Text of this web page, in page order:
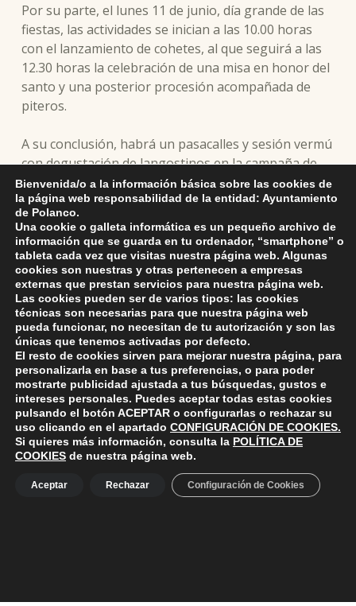
Por su parte, el lunes 11 de junio, día grande de las
fiestas, las actividades se inician a las 10.00 horas
con el lanzamiento de cohetes, al que seguirá a las
12.30 horas la celebración de una misa en honor del
santo y una posterior procesión acompañada de
piteros.
A su conclusión, habrá un pasacalles y sesión vermú
con degustación de langostinos en la campaña de
fiestas.
Los niños podrán disfrutar de 16.00 a 20.00 horas de
castillos hinchables con monitores, tras lo cual
habrá una romería amenizada por la orquesta
Kosmos, para a las 22.00 horas poner fin a las
actividades con una gran chocolatada.
Skip back to main navigation
ayuntamiento de polanco
AYUNTAMIENTO DE POLANCO
Ayuntamiento de Polanco. La iglesia R-29 39313 Polanco
Bienvenida/o a la información básica sobre las cookies de
la página web responsabilidad de la entidad: Ayuntamiento
de Polanco.
Una cookie o galleta informática es un pequeño archivo de
información que se guarda en tu ordenador, “smartphone” o
tableta cada vez que visitas nuestra página web. Algunas
cookies son nuestras y otras pertenecen a empresas
externas que prestan servicios para nuestra página web.
Las cookies pueden ser de varios tipos: las cookies
técnicas son necesarias para que nuestra página web
pueda funcionar, no necesitan de tu autorización y son las
únicas que tenemos activadas por defecto.
El resto de cookies sirven para mejorar nuestra página, para
personalizarla en base a tus preferencias, o para poder
mostrarte publicidad ajustada a tus búsquedas, gustos e
intereses personales. Puedes aceptar todas estas cookies
pulsando el botón ACEPTAR o configurarlas o rechazar su
uso clicando en el apartado CONFIGURACIÓN DE COOKIES.
Si quieres más información, consulta la POLÍTICA DE
COOKIES de nuestra página web.
Aceptar Rechazar Configuración de Cookies